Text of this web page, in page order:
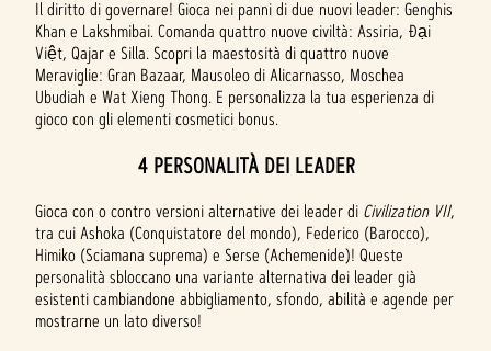
Il diritto di governare! Gioca nei panni di due nuovi leader: Genghis
Khan e Lakshmibai. Comanda quattro nuove civiltà: Assiria, Đại
Việt, Qajar e Silla. Scopri la maestosità di quattro nuove
Meraviglie: Gran Bazaar, Mausoleo di Alicarnasso, Moschea
Ubudiah e Wat Xieng Thong. E personalizza la tua esperienza di
gioco con gli elementi cosmetici bonus.
4 PERSONALITÀ DEI LEADER
Gioca con o contro versioni alternative dei leader di Civilization VII,
tra cui Ashoka (Conquistatore del mondo), Federico (Barocco),
Himiko (Sciamana suprema) e Serse (Achemenide)! Queste
personalità sbloccano una variante alternativa dei leader già
esistenti cambiandone abbigliamento, sfondo, abilità e agende per
mostrarne un lato diverso!